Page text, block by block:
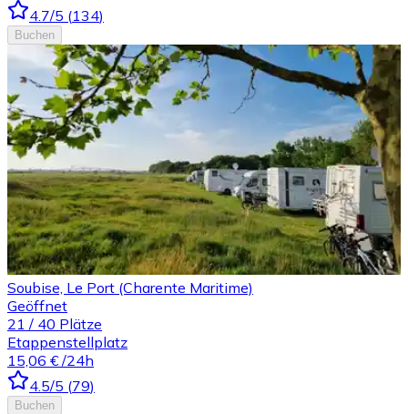
4.7/5 (134)
Buchen
Soubise, Le Port (Charente Maritime)
Geöffnet
21 / 40 Plätze
Etappenstellplatz
15,06 € /24h
4.5/5 (79)
Buchen